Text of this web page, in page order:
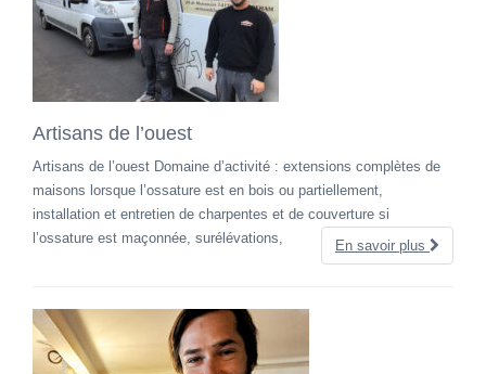
Artisans de l’ouest
Artisans de l’ouest Domaine d’activité : extensions complètes de
maisons lorsque l’ossature est en bois ou partiellement,
installation et entretien de charpentes et de couverture si
l’ossature est maçonnée, surélévations,
En savoir plus